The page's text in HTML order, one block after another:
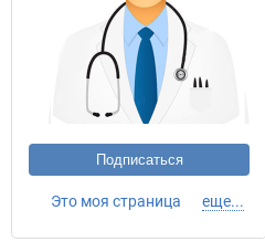
Подписаться
Это моя страница еще...